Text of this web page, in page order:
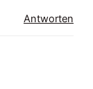
Antworten